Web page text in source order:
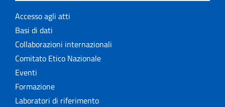
Accesso agli atti
Basi di dati
Collaborazioni internazionali
Comitato Etico Nazionale
Eventi
Formazione
Laboratori di riferimento